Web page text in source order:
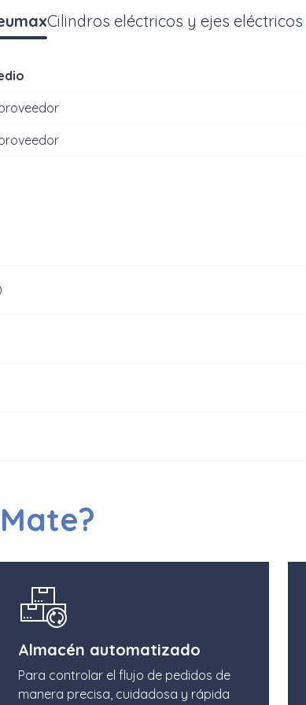
Cilindros eléctricos y ejes
Almacén automatizado
Para controlar el flujo de pedidos de
manera precisa, cuidadosa y rápida